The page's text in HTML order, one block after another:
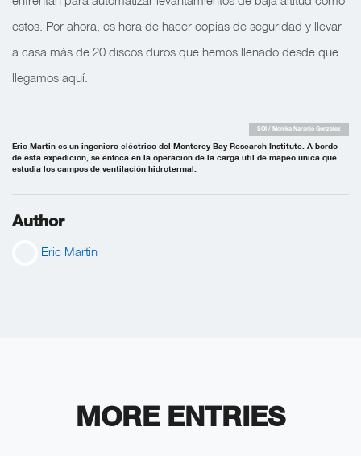
estos. Por ahora, es hora de hacer copias de seguridad y llevar
a casa más de 20 discos duros que hemos llenado desde que
llegamos aquí.
Eric Martin es un ingeniero eléctrico del Monterey Bay Research Institute. A bordo
de esta expedición, se enfoca en la operación de la carga útil de mapeo única que
estudia los campos de ventilación hidrotermal.
SOI / Monika Naranjo Gonzalez
Author
Eric Martin
MORE ENTRIES